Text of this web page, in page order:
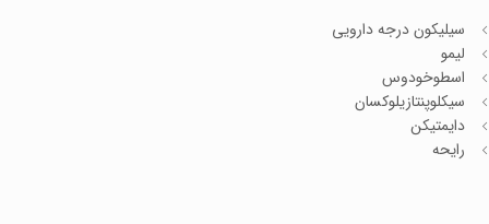
سیلیکون درجه دارویی
لیمو
اسطوخودوس
سیکلوپنتازیلوکسان
دایمتیکن
رایحه